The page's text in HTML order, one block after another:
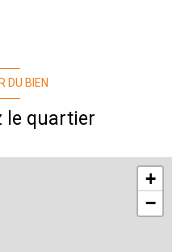
DU BIEN
le quartier
+
−